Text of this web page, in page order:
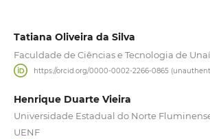
Tatiana Oliveira da Silva
Faculdade de Ciências e Tecnologia de Unaí
https://orcid.org/0000-0002-2266-0865
Henrique Duarte Vieira
Universidade Estadual do Norte
UENF